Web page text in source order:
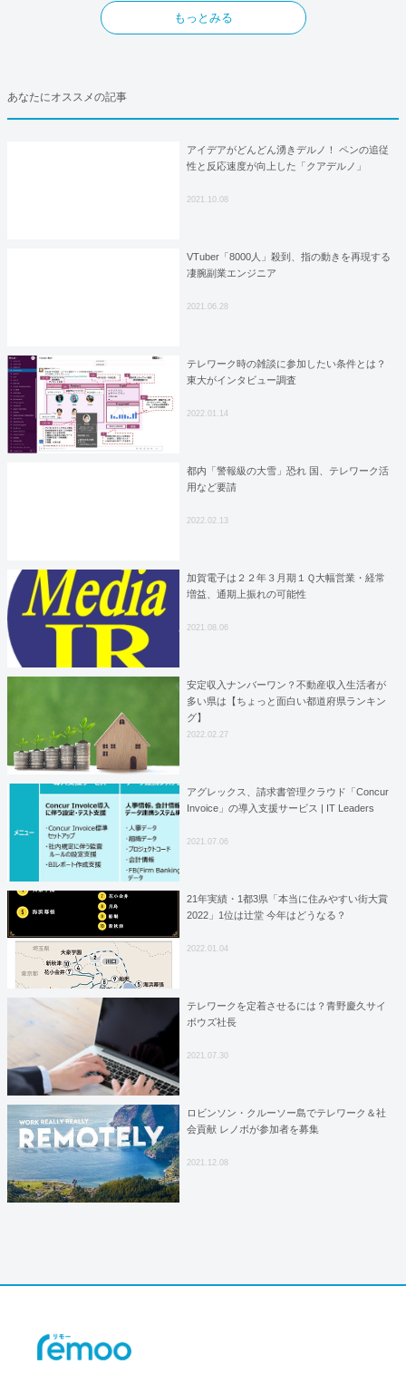
もっとみる
あなたにオススメの記事
アイデアがどんどん湧きデルノ！ ペンの追従
性と反応速度が向上した「クアデルノ」
2021.10.08
VTuber「8000人」殺到、指の動きを再現する
凄腕副業エンジニア
2021.06.28
テレワーク時の雑談に参加したい条件とは？
東大がインタビュー調査
2022.01.14
都内「警報級の大雪」恐れ 国、テレワーク活
用など要請
2022.02.13
加賀電子は２２年３月期１Ｑ大幅営業・経常
増益、通期上振れの可能性
2021.08.06
安定収入ナンバーワン？不動産収入生活者が
多い県は【ちょっと面白い都道府県ランキン
グ】
2022.02.27
アグレックス、請求書管理クラウド「Concur
Invoice」の導入支援サービス | IT Leaders
2021.07.06
21年実績・1都3県「本当に住みやすい街大賞
2022」1位は辻堂 今年はどうなる？
2022.01.04
テレワークを定着させるには？青野慶久サイ
ボウズ社長
2021.07.30
ロビンソン・クルーソー島でテレワーク＆社
会貢献 レノボが参加者を募集
2021.12.08